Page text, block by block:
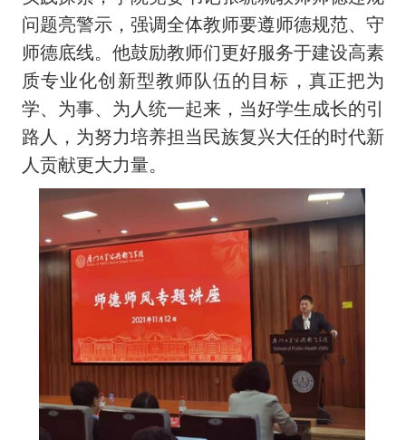
问题亮警示，强调全体教师要遵师德规范、守
师德底线。他鼓励教师们更好服务于建设高素
质专业化创新型教师队伍的目标，真正把为
学、为事、为人统一起来，当好学生成长的引
路人，为努力培养担当民族复兴大任的时代新
人贡献更大力量。